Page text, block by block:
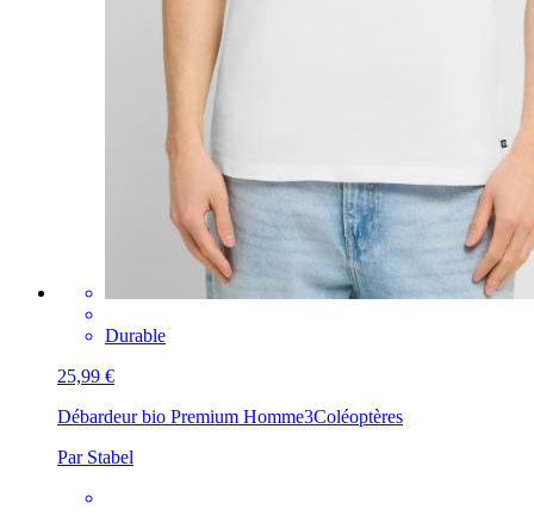
Durable
25,99 €
Débardeur bio Premium Homme3Coléoptères
Par Stabel